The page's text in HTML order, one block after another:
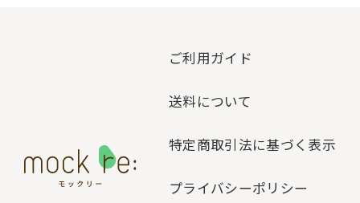
ご利用ガイド
送料について
特定商取引法に基づく表示
プライバシーポリシー